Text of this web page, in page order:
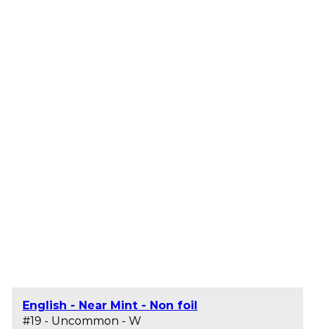
English - Near Mint - Non foil
#19 - Uncommon - W